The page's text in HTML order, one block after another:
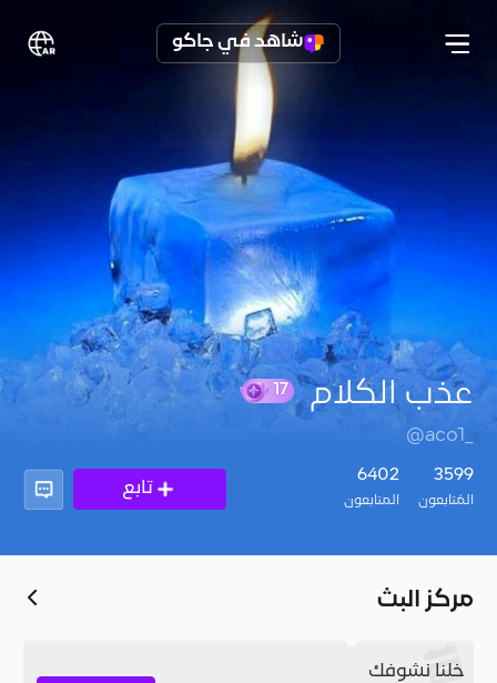
شاهد في جاكو
عذب الكلام
@aco1_
3599
المُتابعون
6402
المتابعون
تابع
مركز البث
خلنا نشوفك